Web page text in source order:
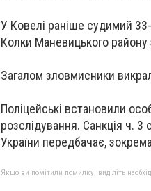
У Ковелі раніше судимий
Колки Маневицького
Загалом зловмисники
Поліцейські встановили
розслідування. Санкція ч.
України передбачає,
Якщо ви помітили помилку, виділіть